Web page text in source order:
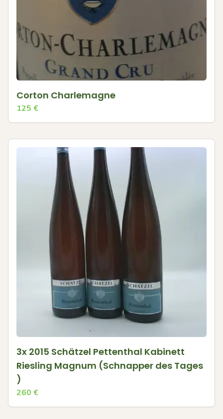
Corton Charlemagne
125 €
3x 2015 Schätzel Pettenthal Kabinett
Riesling Magnum (Schnapper des Tages
)
260 €